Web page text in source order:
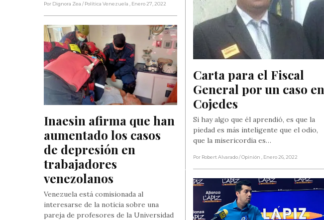
Por Dignora Zea / Política Venezuela , Enero 27, 2022
Carta para el Fiscal
General por un caso en
Cojedes
Si hay algo que él aprendió, es que la
piedad es más inteligente que el odio,
que la misericordia es…
Por Robert Alvarado/ Opinión , Enero 26, 2022
Inaesin afirma que han
aumentado los casos
de depresión en
trabajadores
venezolanos
Venezuela está comisionada al
interesarse de la noticia sobre una
pareja de profesores de la Universidad